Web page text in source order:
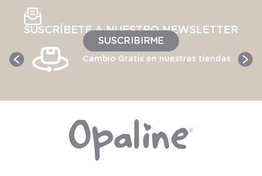
SUSCRÍBETE A NUESTRO NEWSLETTER
SUSCRIBIRME
Cambio Gratis en nuestras tiendas